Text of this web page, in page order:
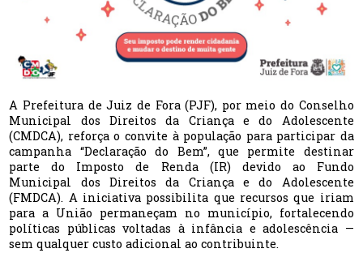
A Prefeitura de Juiz de Fora (PJF), por meio do Conselho
Municipal dos Direitos da Criança e do Adolescente
(CMDCA), reforça o convite à população para participar da
campanha “Declaração do Bem”, que permite destinar
parte do Imposto de Renda (IR) devido ao Fundo
Municipal dos Direitos da Criança e do Adolescente
(FMDCA). A iniciativa possibilita que recursos que iriam
para a União permaneçam no município, fortalecendo
políticas públicas voltadas à infância e adolescência —
sem qualquer custo adicional ao contribuinte.